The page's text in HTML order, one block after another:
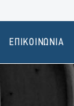
ΕΠΙΚΟΙΝΩΝΙΑ